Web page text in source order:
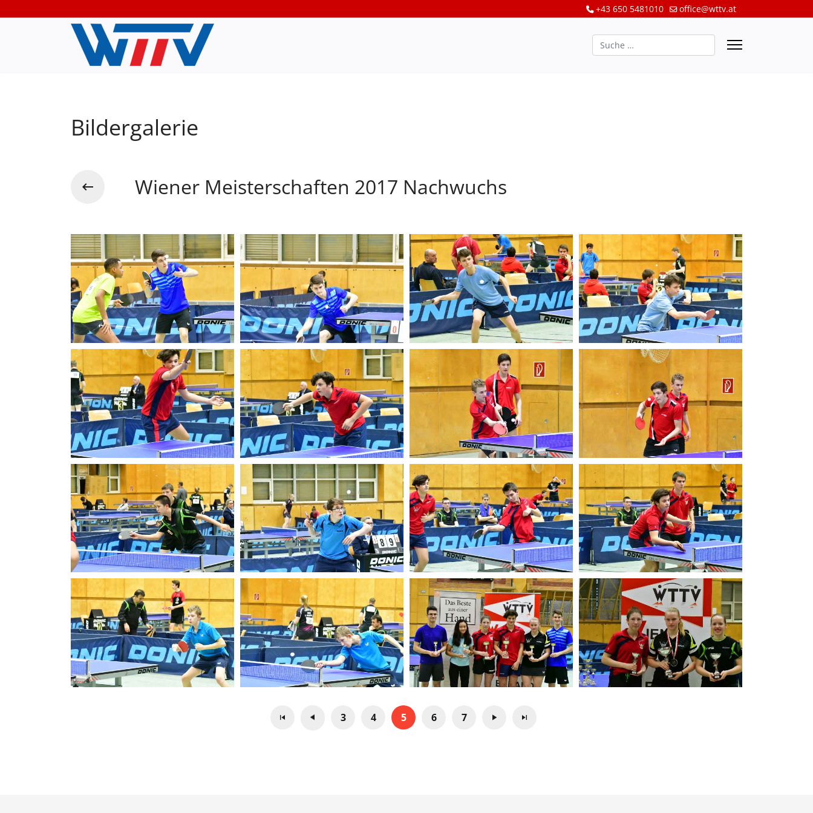
+43 650 5481010 office@wttv.at
Suchen
Bildergalerie
Wiener Meisterschaften 2017 Nachwuchs
3 4 5 6 7